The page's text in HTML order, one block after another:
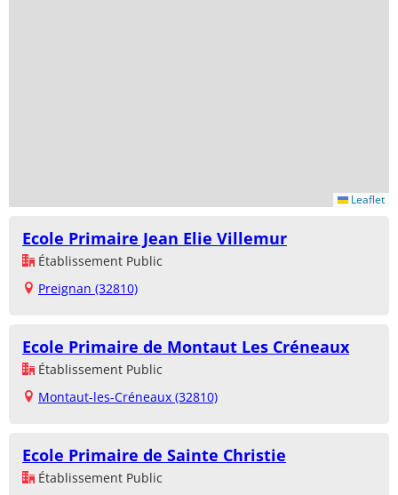
Leaflet
Ecole Primaire Jean Elie Villemur
Établissement Public
Preignan (32810)
Ecole Primaire de Montaut Les Créneaux
Établissement Public
Montaut-les-Créneaux (32810)
Ecole Primaire de Sainte Christie
Établissement Public